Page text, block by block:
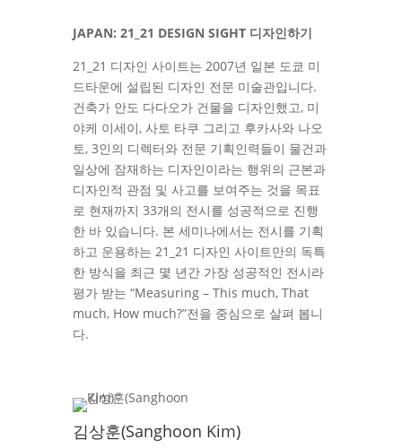
JAPAN: 21_21 DESIGN SIGHT 디자인하기
21_21 디자인 사이트는 2007년 일본 도쿄 미
드타운에 설립된 디자인 전문 미술관입니다.
건축가 안도 다다오가 건물을 디자인했고, 미
야케 이세이, 사토 타쿠 그리고 후카사와 나오
토, 3인의 디렉터와 전문 기획인력들이 물건과
일상에 잠재하는 디자인이라는 행위의 근본과
디자인적 관점 및 사고를 보여주는 것을 목표
로 현재까지 33개의 전시를 성공적으로 진행
한 바 있습니다. 본 세미나에서는 전시를 기획
하고 운용하는 21_21 디자인 사이트만의 독특
한 방식을 최근 몇 년간 가장 성공적인 전시라
평가 받는 “Measuring – This much, That
much, How much?”전을 중심으로 살펴 봅니
다.
김상훈(Sanghoon Kim)